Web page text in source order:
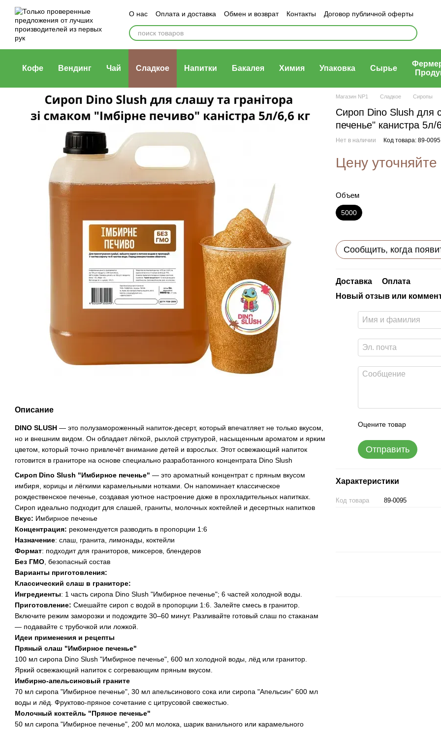
Перейти к основному контенту
О нас Оплата и доставка Обмен и возврат Контакты
Договор публичной оферты
Политика конфиденциальности
Кофе Вендинг Чай Сладкое Напитки Бакалея Химия Упаковка Сырье
Описание
DINO SLUSH — это полузамороженный напиток-десерт, который впечатляет не только вкусом,
но и внешним видом. Он обладает лёгкой, рыхлой структурой, насыщенным ароматом и ярким
цветом, который точно привлечёт внимание детей и взрослых. Этот освежающий напиток
готовится в граниторе на основе специально разработанного концентрата Dino Slush
Сироп Dino Slush "Имбирное печенье" — это ароматный концентрат с пряным вкусом
имбиря, корицы и лёгкими карамельными нотками. Он напоминает классическое
рождественское печенье, создавая уютное настроение даже в прохладительных напитках.
Сироп идеально подходит для слашей, граниты, молочных коктейлей и десертных напитков
Вкус: Имбирное печенье
Концентрация: рекомендуется разводить в пропорции 1:6
Назначение: слаш, гранита, лимонады, коктейли
Формат: подходит для граниторов, миксеров, блендеров
Без ГМО, безопасный состав
Варианты приготовления:
Классический слаш в граниторе:
Ингредиенты: 1 часть сиропа Dino Slush "Имбирное печенье"; 6 частей холодной воды.
Приготовление: Смешайте сироп с водой в пропорции 1:6. Залейте смесь в гранитор.
Включите режим заморозки и подождите 30–60 минут. Разливайте готовый слаш по стаканам
— подавайте с трубочкой или ложкой.
Идеи применения и рецепты
Пряный слаш "Имбирное печенье"
100 мл сиропа Dino Slush "Имбирное печенье", 600 мл холодной воды, лёд или гранитор.
Яркий освежающий напиток с согревающим пряным вкусом.
Имбирно-апельсиновый граните
70 мл сиропа "Имбирное печенье", 30 мл апельсинового сока или сиропа "Апельсин" 600 мл
воды и лёд. Фруктово-пряное сочетание с цитрусовой свежестью.
Молочный коктейль "Пряное печенье"
50 мл сиропа "Имбирное печенье", 200 мл молока, шарик ванильного или карамельного
Магазин NP1 Сладкое Сиропы
Сироп Dino Slush для
печенье" канистра 5л/
Нет в наличии Код товара: 89-0095
Цену уточняйте
Объем
5000
Сообщить, когда
Доставка
Оплата
Новый отзыв или
Оцените товар
Отправить
Характеристики
Код товара 89-0095